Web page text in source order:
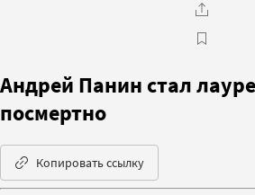
Андрей Панин стал
посмертно
Копировать ссылку